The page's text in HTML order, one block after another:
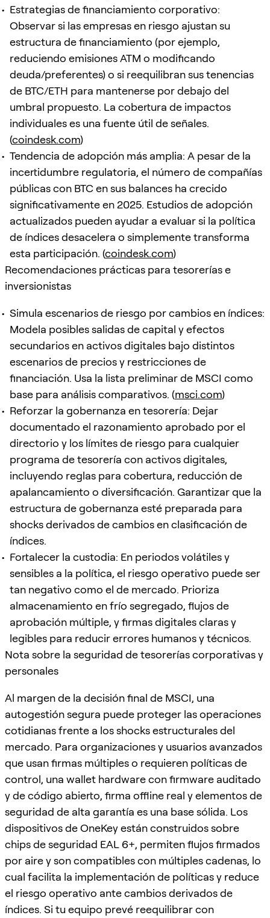
Estrategias de financiamiento corporativo:
Observar si las empresas en riesgo ajustan su
estructura de financiamiento (por ejemplo,
reduciendo emisiones ATM o modificando
deuda/preferentes) o si reequilibran sus tenencias
de BTC/ETH para mantenerse por debajo del
umbral propuesto. La cobertura de impactos
individuales es una fuente útil de señales.
(coindesk.com)
Tendencia de adopción más amplia: A pesar de la
incertidumbre regulatoria, el número de compañías
públicas con BTC en sus balances ha crecido
significativamente en 2025. Estudios de adopción
actualizados pueden ayudar a evaluar si la política
de índices desacelera o simplemente transforma
esta participación. (coindesk.com)
Recomendaciones prácticas para tesorerías e
inversionistas
Simula escenarios de riesgo por cambios en índices:
Modela posibles salidas de capital y efectos
secundarios en activos digitales bajo distintos
escenarios de precios y restricciones de
financiación. Usa la lista preliminar de MSCI como
base para análisis comparativos. (msci.com)
Reforzar la gobernanza en tesorería: Dejar
documentado el razonamiento aprobado por el
directorio y los límites de riesgo para cualquier
programa de tesorería con activos digitales,
incluyendo reglas para cobertura, reducción de
apalancamiento o diversificación. Garantizar que la
estructura de gobernanza esté preparada para
shocks derivados de cambios en clasificación de
índices.
Fortalecer la custodia: En periodos volátiles y
sensibles a la política, el riesgo operativo puede ser
tan negativo como el de mercado. Prioriza
almacenamiento en frío segregado, flujos de
aprobación múltiple, y firmas digitales claras y
legibles para reducir errores humanos y técnicos.
Nota sobre la seguridad de tesorerías corporativas y
personales
Al margen de la decisión final de MSCI, una
autogestión segura puede proteger las operaciones
cotidianas frente a los shocks estructurales del
mercado. Para organizaciones y usuarios avanzados
que usan firmas múltiples o requieren políticas de
control, una wallet hardware con firmware auditado
y de código abierto, firma offline real y elementos de
seguridad de alta garantía es una base sólida. Los
dispositivos de OneKey están construidos sobre
chips de seguridad EAL 6+, permiten flujos firmados
por aire y son compatibles con múltiples cadenas, lo
cual facilita la implementación de políticas y reduce
el riesgo operativo ante cambios derivados de
índices. Si tu equipo prevé reequilibrar con